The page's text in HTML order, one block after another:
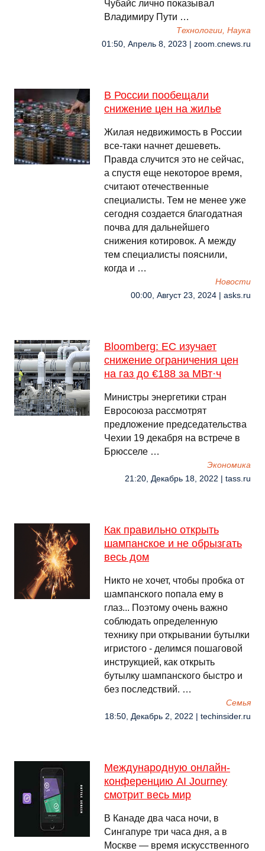
Чубайс лично показывал
Владимиру Пути …
Технологии, Наука
01:50, Апрель 8, 2023 | zoom.cnews.ru
В России пообещали
снижение цен на жилье
Жилая недвижимость в России
все-таки начнет дешеветь.
Правда случится это не сейчас,
а спустя еще некоторое время,
считают отечественные
специалисты. Тем не менее уже
сегодня создается благодатная
почва для дальнейшего
снижения котировок. А между
тем специалисты пояснили,
когда и …
Новости
00:00, Август 23, 2024 | asks.ru
Bloomberg: ЕС изучает
снижение ограничения цен
на газ до €188 за МВт·ч
Министры энергетики стран
Евросоюза рассмотрят
предложение председательства
Чехии 19 декабря на встрече в
Брюсселе …
Экономика
21:20, Декабрь 18, 2022 | tass.ru
Как правильно открыть
шампанское и не обрызгать
весь дом
Никто не хочет, чтобы пробка от
шампанского попала ему в
глаз... Поэтому очень важно
соблюдать определенную
технику при открывании бутылки
игристого - делимся пошаговой
инструкцией, как открыть
бутылку шампанского быстро и
без последствий. …
Семья
18:50, Декабрь 2, 2022 | techinsider.ru
Международную онлайн-
конференцию AI Journey
смотрит весь мир
В Канаде два часа ночи, в
Сингапуре три часа дня, а в
Москве — время искусственного